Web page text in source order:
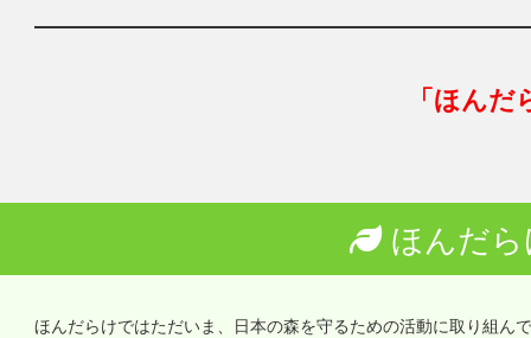
「ほん
ほんだら
ほんだらけではただいま、日本の森を守るための活動に取り組ん